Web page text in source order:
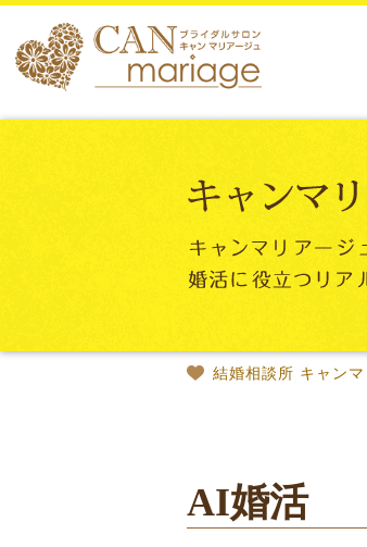
結婚相談所 キャン
AI婚活